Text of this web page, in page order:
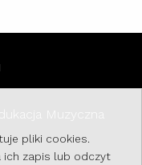
pliki cookies.
ich zapis lub odczyt
Muzyczna